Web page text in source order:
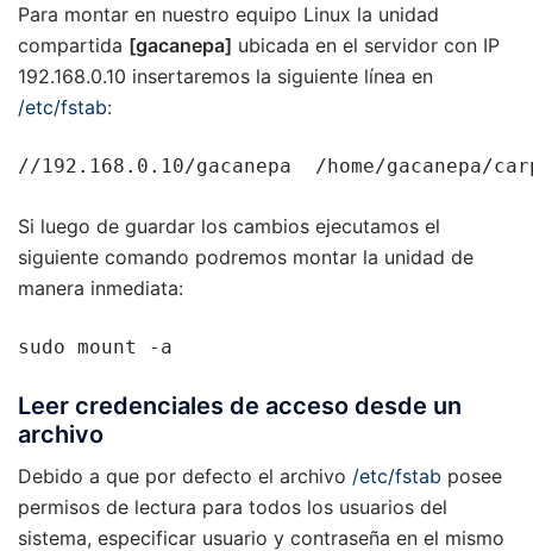
Para montar en nuestro equipo Linux la unidad
compartida [gacanepa] ubicada en el servidor con IP
192.168.0.10 insertaremos la siguiente línea en
/etc/fstab:
//192.168.0.10/gacanepa  /home/gacanepa/
Si luego de guardar los cambios ejecutamos el
siguiente comando podremos montar la unidad de
manera inmediata:
sudo mount -a
Leer credenciales de acceso desde un
archivo
Debido a que por defecto el archivo /etc/fstab posee
permisos de lectura para todos los usuarios del
sistema, especificar usuario y contraseña en el mismo